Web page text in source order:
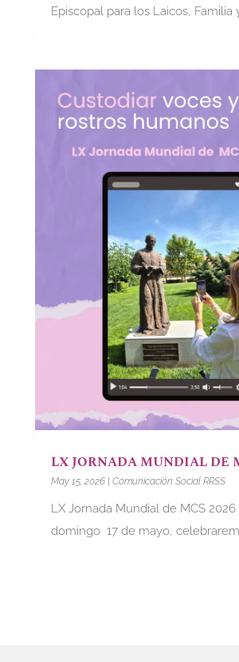
Episcopal para los Laicos, Familia
LX JORNADA MUNDIAL DE
May 15, 2026| Comunicación Social RRSS
LX Jornada Mundial de MCS
domingo 17 de mayo,